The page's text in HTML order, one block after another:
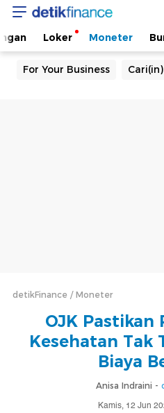
Loker Moneter
For Your Business
detikFinance Moneter
OJK Pastikan
Kesehatan Tak
Biaya
Anisa Indraini -
Kamis, 12 Jun